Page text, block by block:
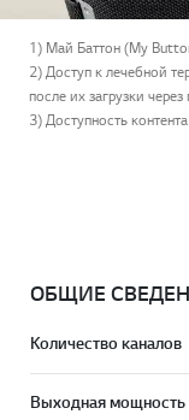
1) Май Баттон (My
2) Доступ к лечебной
после их загрузки
3) Доступность
ОБЩИЕ
Количество каналов
Выходная мощность